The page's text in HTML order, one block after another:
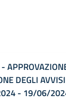
DEGLI
- 19/06/